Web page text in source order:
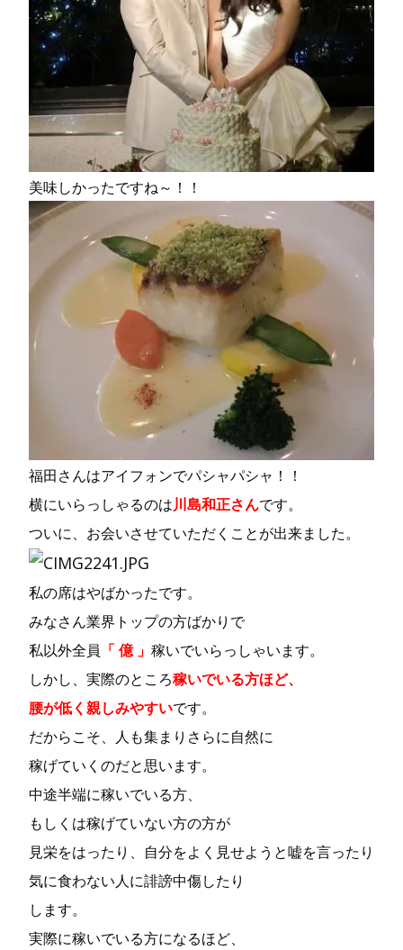
美味しかったですね～！！
福田さんはアイフォンでパシャパシャ！！
横にいらっしゃるのは川島和正さんです。
ついに、お会いさせていただくことが出来ました。
私の席はやばかったです。
みなさん業界トップの方ばかりで
私以外全員 「 億 」 稼いでいらっしゃいます。
しかし、実際のところ稼いでいる方ほど、
腰が低く親しみやすいです。
だからこそ、人も集まりさらに自然に
稼げていくのだと思います。
中途半端に稼いでいる方、
もしくは稼げていない方の方が
見栄をはったり、自分をよく見せようと嘘を言ったり
気に食わない人に誹謗中傷したり
します。
実際に稼いでいる方になるほど、